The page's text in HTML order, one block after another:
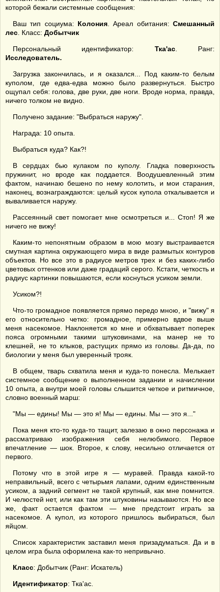
которой бежали системные сообщения:
Ваш тип социума: Колония . Ареал обитания: Смешанный
лес . Класс: Добытчик
Персональный идентификатор: Тка'ас. Ранг:
Исследователь.
Загрузка закончилась, и я оказался... Под каким-то белым
куполом, где едва-едва можно было развернуться. Быстро
ощупал себя: голова, две руки, две ноги. Вроде норма, правда,
ничего толком не видно.
Получено задание: "Выбраться наружу".
Награда: 10 опыта.
Выбраться куда? Как?!
В сердцах бью кулаком по куполу. Гладка поверхность
пружинит, но вроде как поддается. Воодушевленный этим
фактом, начинаю бешено по нему колотить, и мои старания,
наконец, вознаграждаются: целый кусок купола откалывается и
вываливается наружу.
Рассеянный свет помогает мне осмотреться и... Стоп! Я же
ничего не вижу!
Каким-то непонятным образом в мою мозгу выстраивается
смутная картина окружающего мира в виде размытых контуров
объектов. Но все это в радиусе метров трех и без каких-либо
цветовых оттенков или даже градаций серого. Кстати, четкость и
радиус картинки повышаются, если коснуться усиком земли.
Усиком?!
Что-то громадное появляется прямо передо мною, и "вижу" я
его относительно четко: громадное, примерно вдвое выше
меня насекомое. Наклоняется ко мне и обхватывает поперек
пояса огромными такими штуковинами, на манер не то
клешней, не то клыков, растущих прямо из головы. Да-да, по
биологии у меня был уверенный трояк.
В общем, тварь схватила меня и куда-то понесла. Мелькает
системное сообщение о выполненном задании и начислении
10 опыта, а внутри моей головы слышится четкое и ритмичное,
словно военный марш:
"Мы — едины! Мы — это я! Мы — едины. Мы — это я..."
Пока меня кто-то куда-то тащит, залезаю в окно персонажа и
рассматриваю изображения себя нелюбимого. Первое
впечатление — шок. Второе, к слову, несильно отличается от
первого.
Потому что в этой игре я — муравей. Правда какой-то
неправильный, всего с четырьмя лапами, одним единственным
усиком, а задний сегмент не такой крупный, как мне помнится.
И челюстей нет, или как там эти штуковины называются. Но все
же, факт остается фактом — мне предстоит играть за
насекомое. А купол, из которого пришлось выбираться, был
яйцом.
Список характеристик заставил меня призадуматься. Да и в
целом игра была оформлена как-то непривычно.
Класс: Добытчик (Ранг: Искатель)
Идентификатор: Тка'ас.